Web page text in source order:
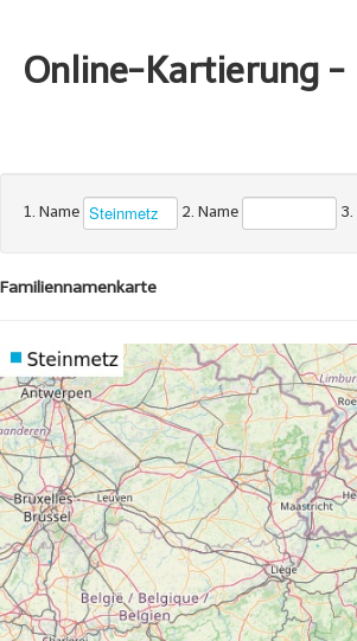
Online-Kartierung -
1. Name 2. Name 3.
Familiennamenkarte